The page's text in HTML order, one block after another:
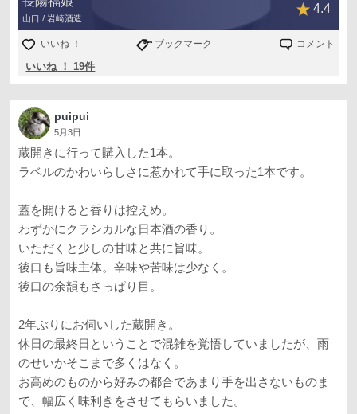
山口 / 岩崎酒造
4.4
いいね ！ ブックマーク コメント
いいね ！ 19件
puipui
5月3日
蔵開きに行って購入した1本。
ラベルのかわいらしさに惹かれて手に取った1本です。
蓋を開けると香りは控えめ。
わずかにクラシカルな日本酒の香り。
いただくと少しの甘味と共に旨味。
後口も旨味主体。辛味や苦味は少なく。
後口の余韻もさっぱり目。
2年ぶりにお伺いした蔵開き。
休日の最終日ということで混雑を覚悟していましたが、雨
のせいかそこまで多くはなく。
お高めのものから好みの都合であまり手を出さないものま
で、幅広く味利きをさせてもらいました。